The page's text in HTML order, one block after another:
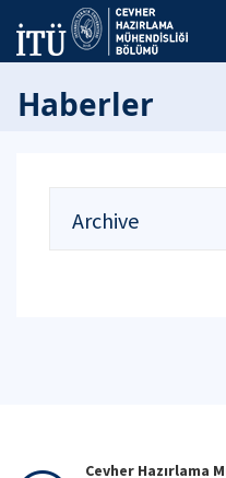
Haberler
Archive
Cevher Hazırlama